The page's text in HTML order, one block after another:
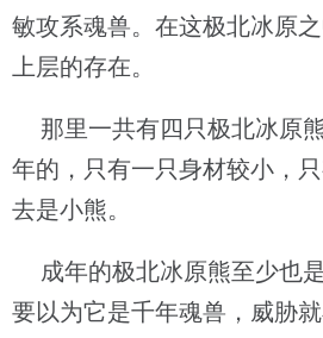
敏攻系魂兽。在这极北冰原
上层的存在。
那里一共有四只极北冰原
年的，只有一只身材较小，
去是小熊。
成年的极北冰原熊至少也
要以为它是千年魂兽，威胁